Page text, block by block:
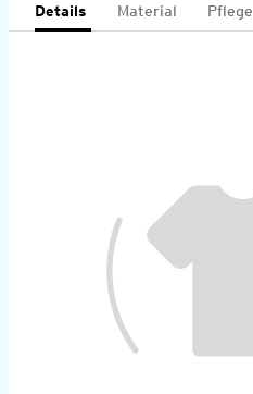
Details Material Pflege